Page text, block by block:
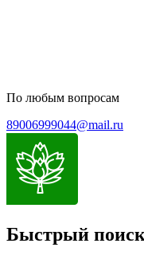
По любым вопросам
89006999044@mail.ru
Быстрый поиск